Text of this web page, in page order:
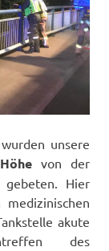
unsere
von der
Hier
akute
des